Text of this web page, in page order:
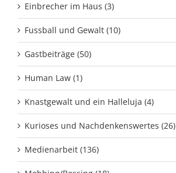
Einbrecher im Haus (3)
Fussball und Gewalt (10)
Gastbeiträge (50)
Human Law (1)
Knastgewalt und ein Halleluja (4)
Kurioses und Nachdenkenswertes (26)
Medienarbeit (136)